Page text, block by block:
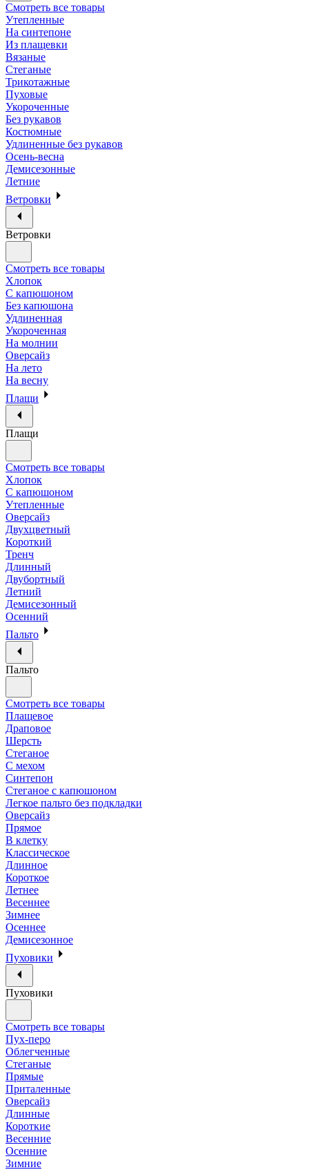
Смотреть все товары
Утепленные
На синтепоне
Из плащевки
Вязаные
Стеганые
Трикотажные
Пуховые
Укороченные
Без рукавов
Костюмные
Удлиненные без рукавов
Осень-весна
Демисезонные
Летние
Ветровки
Ветровки
Смотреть все товары
Хлопок
С капюшоном
Без капюшона
Удлиненная
Укороченная
На молнии
Оверсайз
На лето
На весну
Плащи
Плащи
Смотреть все товары
Хлопок
С капюшоном
Утепленные
Оверсайз
Двухцветный
Короткий
Тренч
Длинный
Двубортный
Летний
Демисезонный
Осенний
Пальто
Пальто
Смотреть все товары
Плащевое
Драповое
Шерсть
Стеганое
С мехом
Синтепон
Стеганое с капюшоном
Легкое пальто без подкладки
Оверсайз
Прямое
В клетку
Классическое
Длинное
Короткое
Летнее
Весеннее
Зимнее
Осеннее
Демисезонное
Пуховики
Пуховики
Смотреть все товары
Пух-перо
Облегченные
Стеганые
Прямые
Приталенные
Оверсайз
Длинные
Короткие
Весенние
Осенние
Зимние